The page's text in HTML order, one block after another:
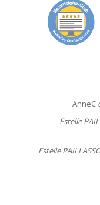
AnneC
Estelle
Estelle